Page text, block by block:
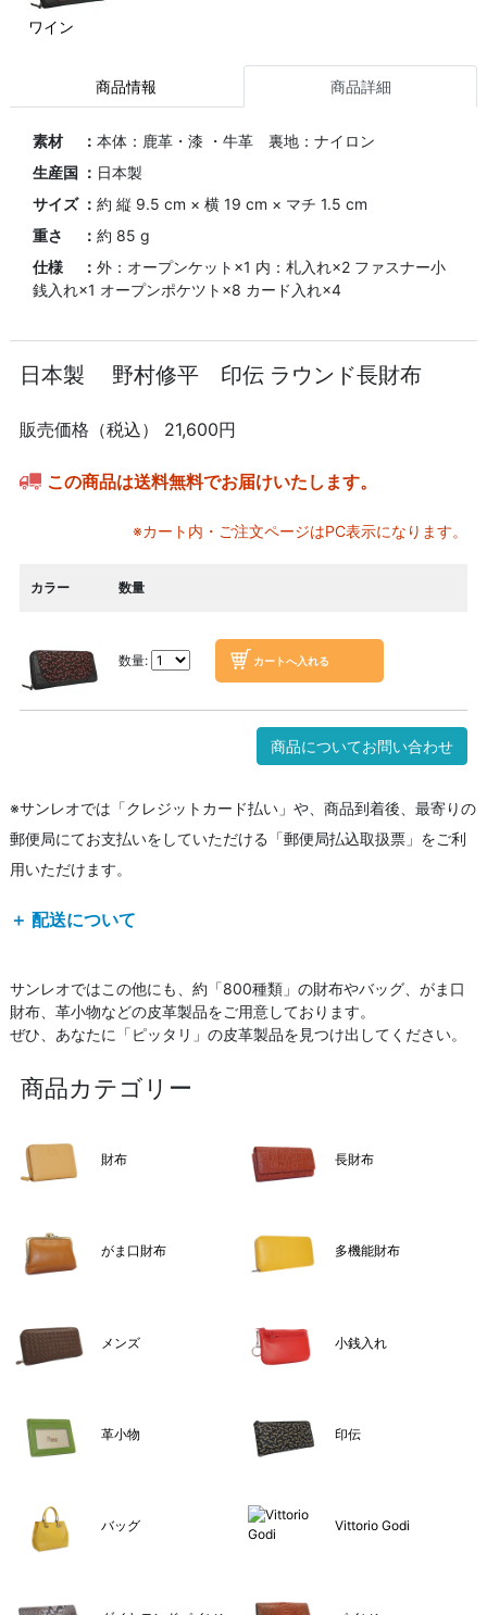
ワイン
商品情報 商品詳細
素材 ：本体：鹿革・漆 ・牛革 裏地：ナイロン
生産国 ： 日本製
サイズ ：約 縦 9.5 cm × 横 19 cm × マチ 1.5 cm
重さ ：約 85 g
仕様 ：外：オープンケット×1 内：札入れ×2 ファスナー小
銭入れ×1 オープンポケツト×8 カード入れ×4
日本製 野村修平 印伝 ラウンド長財布
販売価格（税込） 21,600円
この商品は送料無料でお届けいたします。
※カート内・ご注文ページはPC表示になります。
カラー 数量
数量:
商品についてお問い合わせ
※サンレオでは「クレジットカード払い」や、商品到着後、最寄りの
郵便局にてお支払いをしていただける「郵便局払込取扱票」をご利
用いただけます。
＋ 配送について
サンレオではこの他にも、約「800種類」の財布やバッグ、がま口
財布、革小物などの皮革製品をご用意しております。
ぜひ、あなたに「ピッタリ」の皮革製品を見つけ出してください。
商品カテゴリー
財布 長財布
がま口財布 多機能財布
メンズ 小銭入れ
革小物 印伝
バッグ Vittorio Godi